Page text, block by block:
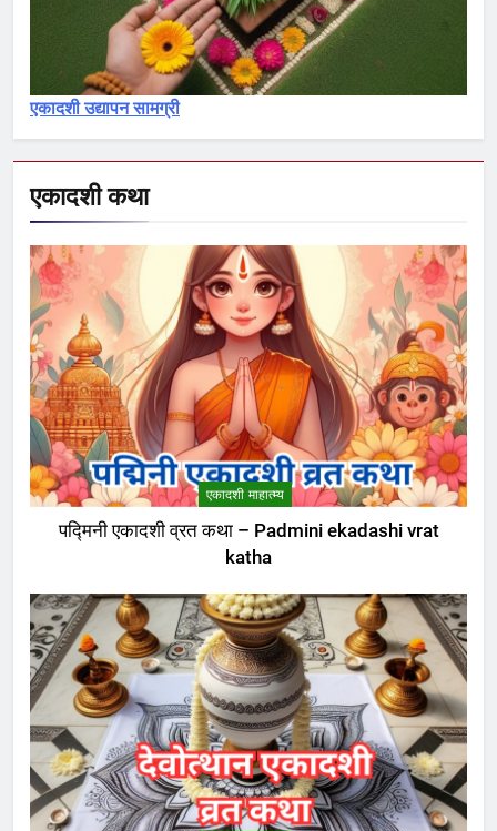
ekadashi vrat katha
एकादशी माहात्म्य
5
6
इंदिरा एकादशी व्रत कथा – Indira
ekadashi vrat katha in hindi
एकादशी माहात्म्य
7
जयंती एकादशी व्रत कथा – Jayanti
ekadashi vrat katha in hindi
एकादशी माहात्म्य
अजा एकादशी व्रत कथा – aja
ekadashi katha in hindi
एकादशी माहात्म्य
एकादशी उद्यापन सामग्री
एकादशी कथा
एकादशी माहात्म्य
पद्मिनी एकादशी व्रत कथा – Padmini ekadashi vrat
katha